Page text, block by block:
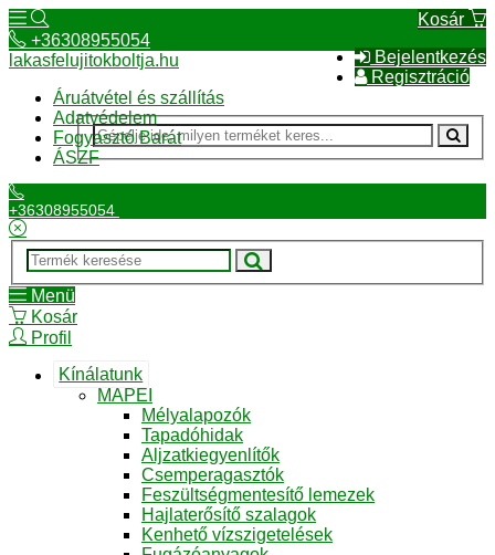
Kosár
Bejelentkezés
Regisztráció
+36308955054
lakasfelujitokboltja.hu
Áruátvétel és szállítás
Adatvédelem
Fogyasztó Barát
ÁSZF
+36308955054
Menü
Kosár
Profil
Kínálatunk
MAPEI
Mélyalapozók
Tapadóhidak
Aljzatkiegyenlítők
Csemperagasztók
Feszültségmentesítő lemezek
Hajlaterősítő szalagok
Kenhető vízszigetelések